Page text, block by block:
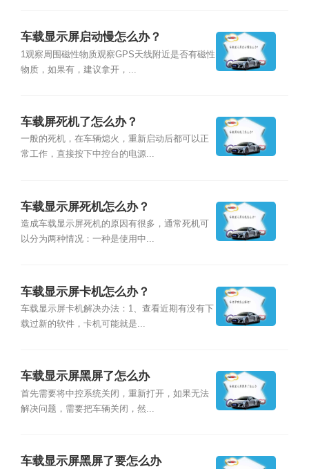
车载显示屏启动慢怎么办？
1观察周围磁性物质观察GPS天线附近是否有磁性
物质，如果有，建议拿开，...
车载屏死机了怎么办？
一般的死机，在车辆熄火，重新启动后都可以正
常工作，直接按下中控台的电源...
车载显示屏死机怎么办？
造成车载显示屏死机的原因有很多，通常死机可
以分为两种情况：一种是使用中...
车载显示屏卡机怎么办？
车载显示屏卡机解决办法：1、查看近期有没有下
载过新的软件，卡机可能就是...
车载显示屏黑屏了怎么办
首先需要将中控系统关闭，重新打开，如果无法
解决问题，需要把车辆关闭，然...
车载显示屏黑屏了要怎么办